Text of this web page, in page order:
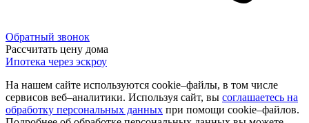
Обратный звонок
Рассчитать цену дома
Ипотека через эскроу
На нашем сайте используются cookie–файлы, в том числе
сервисов веб–аналитики. Используя сайт, вы соглашаетесь на
обработку персональных данных при помощи cookie–файлов.